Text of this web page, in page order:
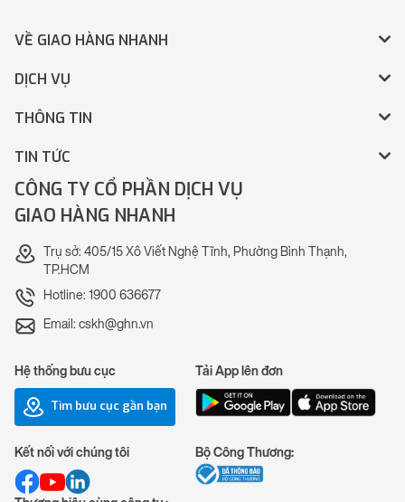
VỀ GIAO HÀNG NHANH
DỊCH VỤ
THÔNG TIN
TIN TỨC
CÔNG TY CỔ PHẦN DỊCH VỤ
GIAO HÀNG NHANH
Trụ sở: 405/15 Xô Viết Nghệ Tĩnh, Phường Bình Thạnh,
TP.HCM
Hotline: 1900 636677
Email: cskh@ghn.vn
Hệ thống bưu cục
Tìm bưu cục gần bạn
Tải App lên đơn
Kết nối với chúng tôi Bộ Công Thương: